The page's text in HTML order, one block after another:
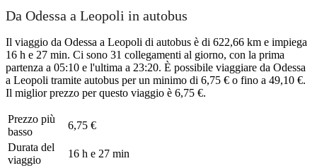
Da Odessa a Leopoli in autobus
Il viaggio da Odessa a Leopoli di autobus è di 622,66 km e impiega
16 h e 27 min. Ci sono 31 collegamenti al giorno, con la prima
partenza a 05:10 e l'ultima a 23:20. È possibile viaggiare da Odessa
a Leopoli tramite autobus per un minimo di 6,75 € o fino a 49,10 €.
Il miglior prezzo per questo viaggio è 6,75 €.
Prezzo più
basso
6,75 €
Durata del
viaggio
16 h e 27 min